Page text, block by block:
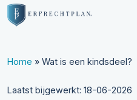
Home » Wat is een kindsdeel?
Laatst bijgewerkt: 18-06-2026